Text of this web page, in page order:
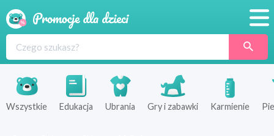
Produkty
Sklepy
Wszystkie Edukacja Ubrania Gry i zabawki Karmienie